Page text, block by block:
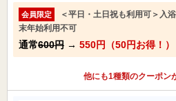
会員限定
＜平日・土日祝も利用可＞
末年始利用不可
通常600円 → 550円（50円お得！）
他にも1種類のクーポン